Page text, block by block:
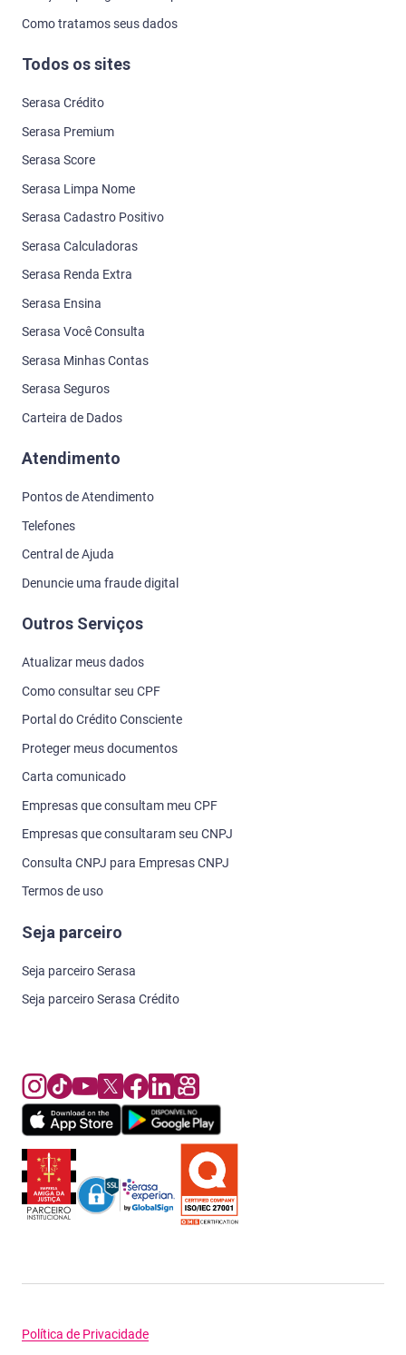
Como tratamos seus dados
Todos os sites
Serasa Crédito
Serasa Premium
Serasa Score
Serasa Limpa Nome
Serasa Cadastro Positivo
Serasa Calculadoras
Serasa Renda Extra
Serasa Ensina
Serasa Você Consulta
Serasa Minhas Contas
Serasa Seguros
Carteira de Dados
Atendimento
Pontos de Atendimento
Telefones
Central de Ajuda
Denuncie uma fraude digital
Outros Serviços
Atualizar meus dados
Como consultar seu CPF
Portal do Crédito Consciente
Proteger meus documentos
Carta comunicado
Empresas que consultam meu CPF
Empresas que consultaram seu CNPJ
Consulta CNPJ para Empresas CNPJ
Termos de uso
Seja parceiro
Seja parceiro Serasa
Seja parceiro Serasa Crédito
Política de Privacidade